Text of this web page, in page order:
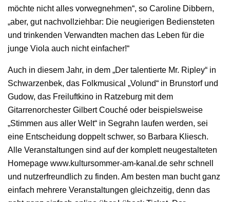
möchte nicht alles vorwegnehmen“, so Caroline Dibbern,
„aber, gut nachvollziehbar: Die neugierigen Bediensteten
und trinkenden Verwandten machen das Leben für die
junge Viola auch nicht einfacher!“
Auch in diesem Jahr, in dem „Der talentierte Mr. Ripley“ in
Schwarzenbek, das Folkmusical „Volund“ in Brunstorf und
Gudow, das Freiluftkino in Ratzeburg mit dem
Gitarrenorchester Gilbert Couché oder beispielsweise
„Stimmen aus aller Welt“ in Segrahn laufen werden, sei
eine Entscheidung doppelt schwer, so Barbara Kliesch.
Alle Veranstaltungen sind auf der komplett neugestalteten
Homepage www.kultursommer-am-kanal.de sehr schnell
und nutzerfreundlich zu finden. Am besten man bucht ganz
einfach mehrere Veranstaltungen gleichzeitig, denn das